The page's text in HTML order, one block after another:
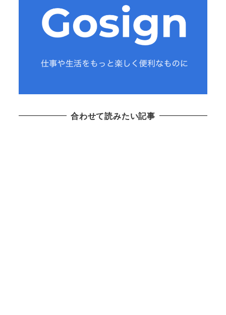
合わせて読みたい記事